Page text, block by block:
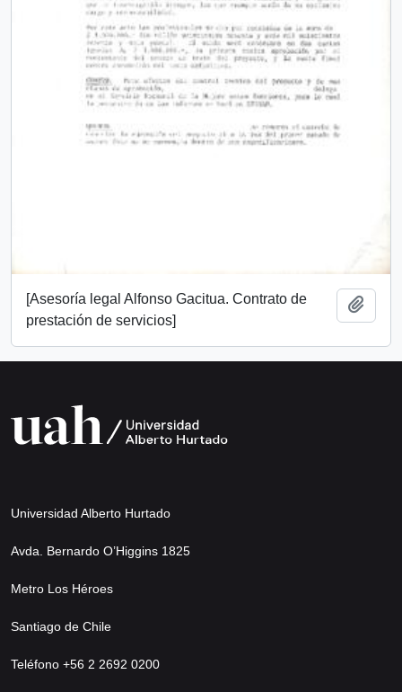
[Asesoría legal Alfonso Gacitua. Contrato de
prestación de servicios]
Universidad Alberto Hurtado
Avda. Bernardo O’Higgins 1825
Metro Los Héroes
Santiago de Chile
Teléfono +56 2 2692 0200